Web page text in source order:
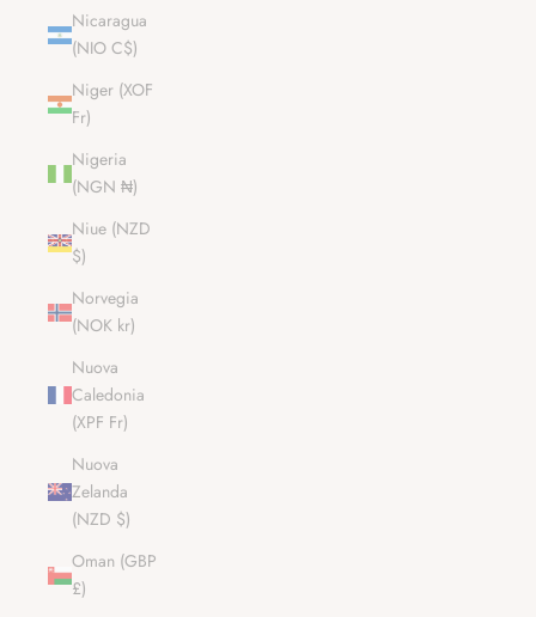
Nicaragua
(NIO C$)
Niger (XOF
Fr)
Nigeria
(NGN ₦)
Niue (NZD
$)
Norvegia
(NOK kr)
Nuova
Caledonia
(XPF Fr)
Nuova
Zelanda
(NZD $)
Oman (GBP
£)